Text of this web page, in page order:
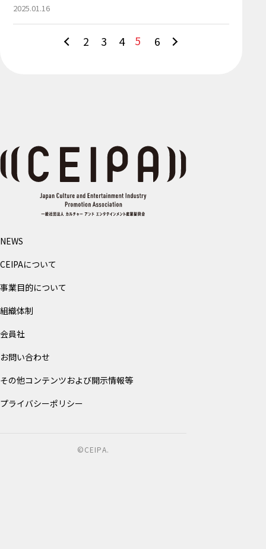
2025.01.16
2 3 4 5 6
NEWS
CEIPAについて
事業目的について
組織体制
会員社
お問い合わせ
その他コンテンツおよび開示情報等
プライバシーポリシー
©CEIPA.